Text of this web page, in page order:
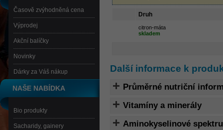
Druh
citron-máta
skladem
Další informace k
Průměrné nutriční
Vitamíny a minerály
Aminokyselinové
Časově zvýhodněná cena
Výprodej
Akční balíčky
Novinky
Dárky za Váš nákup
NAŠE NABÍDKA
Bio produkty
Sacharidy, gainery